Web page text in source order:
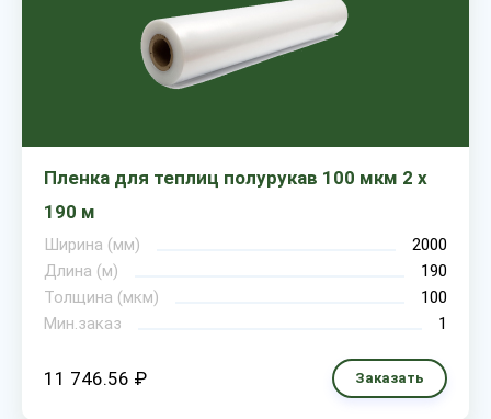
Пленка для теплиц полурукав 100 мкм 2 х
190 м
Ширина (мм)
2000
Длина (м)
190
Толщина (мкм)
100
Мин.заказ
1
11 746.56 ₽ Заказать